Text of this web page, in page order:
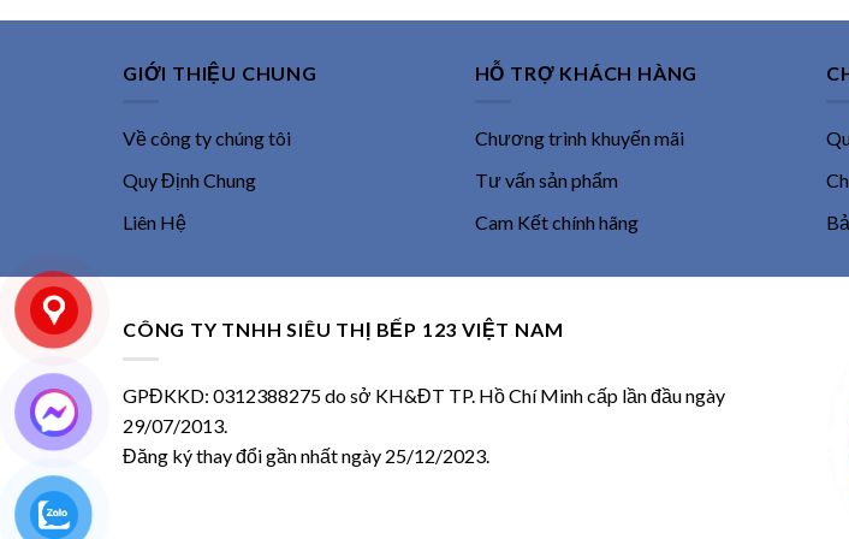
GIỚI THIỆU CHUNG
Về công ty chúng tôi
Quy Định Chung
Liên Hệ
HỖ TRỢ KHÁCH HÀNG
Chương trình khuyến mãi
Tư vấn sản phẩm
Cam Kết chính hãng
CÔNG TY TNHH SIÊU THỊ BẾP 123 VIỆT NAM
GPĐKKD: 0312388275 do sở KH&ĐT TP. Hồ Chí Minh cấp lần đầu ngày
29/07/2013.
Đăng ký thay đổi gần nhất ngày 25/12/2023.